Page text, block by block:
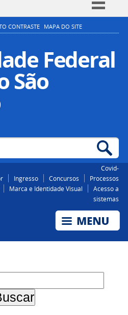
Simplifique!
Participe
Acesso à informação
Legislação
CONTRASTE MAPA DO SITE
Federal
São
Covid-
Ingresso Concursos
Processos
Marca e Identidade Visual
Acesso a
sistemas